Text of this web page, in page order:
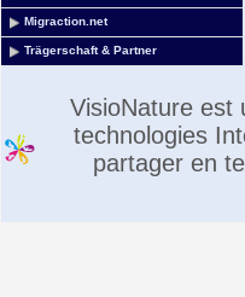
Migraction.net
Trägerschaft & Partner
VisioNature est
technologies
partager en